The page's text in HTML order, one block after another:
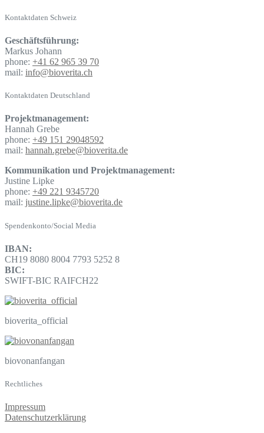
Kontaktdaten Schweiz
Geschäftsführung:
Markus Johann
phone: +41 62 965 39 70
mail: info@bioverita.ch
Kontaktdaten Deutschland
Projektmanagement:
Hannah Grebe
phone: +49 151 29048592
mail: hannah.grebe@bioverita.de
Kommunikation und Projektmanagement:
Justine Lipke
phone: +49 221 9345720
mail: justine.lipke@bioverita.de
Spendenkonto/Social Media
IBAN:
CH19 8080 8004 7793 5252 8
BIC:
SWIFT-BIC RAIFCH22
bioverita_official
biovonanfangan
Rechtliches
Impressum
Datenschutzerklärung